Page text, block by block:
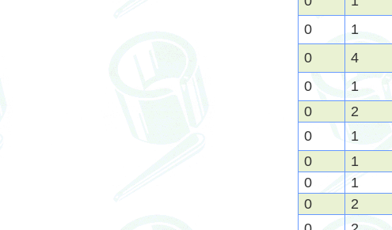
0
1
0
4
0
1
0
2
0
1
0
1
0
1
0
2